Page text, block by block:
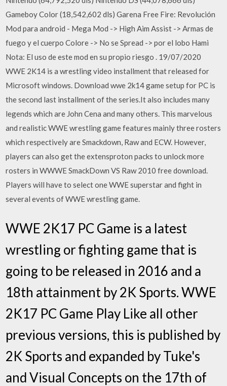
Gameboy Color (18,542,602 dls) Garena Free Fire: Revolución
Mod para android - Mega Mod -> High Aim Assist -> Armas de
fuego y el cuerpo Colore -> No se Spread -> por el lobo Hami
Nota: El uso de este mod en su propio riesgo . 19/07/2020
WWE 2K14 is a wrestling video installment that released for
Microsoft windows. Download wwe 2k14 game setup for PC is
the second last installment of the series.It also includes many
legends which are John Cena and many others. This marvelous
and realistic WWE wrestling game features mainly three rosters
which respectively are Smackdown, Raw and ECW. However,
players can also get the extensproton packs to unlock more
rosters in WWWE SmackDown VS Raw 2010 free download.
Players will have to select one WWE superstar and fight in
several events of WWE wrestling game.
WWE 2K17 PC Game is a latest
wrestling or fighting game that is
going to be released in 2016 and a
18th attainment by 2K Sports. WWE
2K17 PC Game Play Like all other
previous versions, this is published by
2K Sports and expanded by Tuke's
and Visual Concepts on the 17th of